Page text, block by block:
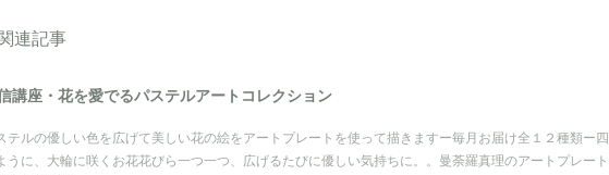
連記事
講座・花を愛でるパステルアートコレクション
テルの優しい色を広げて美しい花の絵をアートプレートを使って描きますー毎月お届け全１２種類ー
うに、大輪に咲くお花花びら一つ一つ、広げるたびに優しい気持ちに。。曼荼羅真理のアートプレー